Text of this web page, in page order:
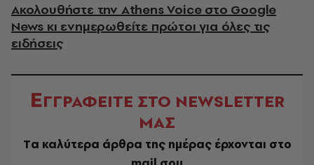
Ακολουθήστε την Athens Voice στο Google
News κι ενημερωθείτε πρώτοι για όλες τις
ειδήσεις
ΕΓΓΡΑΦΕΙΤΕ ΣΤΟ NEWSLETTER
ΜΑΣ
Tα καλύτερα άρθρα της ημέρας έρχονται στο